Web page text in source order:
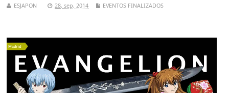
ESJAPON 28, sep, 2014 EVENTOS FINALIZADOS